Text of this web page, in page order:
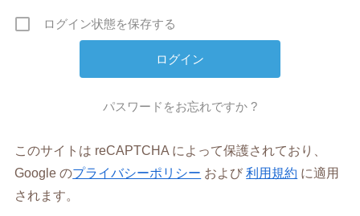
ログイン状態を保存する
パスワードをお忘れですか ?
このサイトは reCAPTCHA によって保護されており、
Google のプライバシーポリシー および利用規約 に適用
されます。